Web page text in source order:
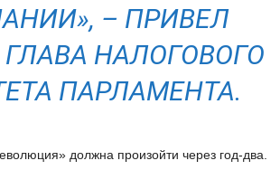
– ПРИВЕЛ
НАЛОГОВОГО
ПАРЛАМЕНТА.
должна произойти через год-два.